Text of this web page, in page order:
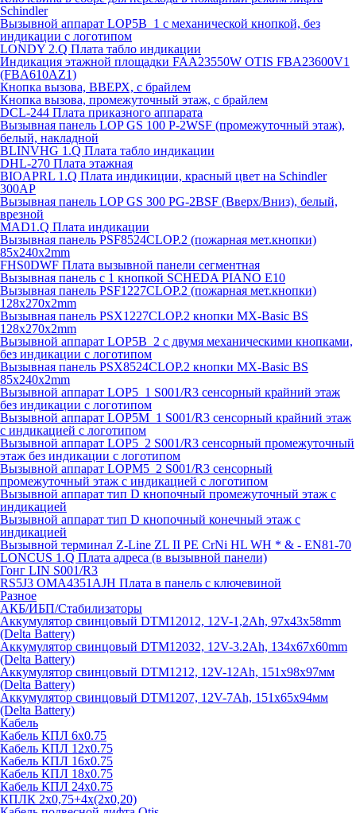
Schindler
Вызывной аппарат LOP5B_1 с механической кнопкой, без
индикации с логотипом
LONDY 2.Q Плата табло индикации
Индикация этажной площадки FAA23550W OTIS FBA23600V1
(FBA610AZ1)
Кнопка вызова, ВВЕРХ, с брайлем
Кнопка вызова, промежуточный этаж, с брайлем
DCL-244 Плата приказного аппарата
Вызывная панель LOP GS 100 P-2WSF (промежуточный этаж),
белый, накладной
BLINVHG 1.Q Плата табло индикации
DHL-270 Плата этажная
BIOAPRL 1.Q Плата индикиции, красный цвет на Schindler
300AP
Вызывная панель LOP GS 300 PG-2BSF (Вверх/Вниз), белый,
врезной
MAD1.Q Плата индикации
Вызывная панель PSF8524CLOP.2 (пожарная мет.кнопки)
85х240х2mm
FHS0DWF Плата вызывной панели сегментная
Вызывная панель с 1 кнопкой SCHEDA PIANO E10
Вызывная панель PSF1227CLOP.2 (пожарная мет.кнопки)
128х270х2mm
Вызывная панель PSX1227CLOP.2 кнопки MX-Basic BS
128х270х2mm
Вызывной аппарат LOP5B_2 с двумя механическими кнопками,
без индикации с логотипом
Вызывная панель PSX8524CLOP.2 кнопки MX-Basic BS
85х240х2mm
Вызывной аппарат LOP5_1 S001/R3 сенсорный крайний этаж
без индикации с логотипом
Вызывной аппарат LOP5M_1 S001/R3 сенсорный крайний этаж
с индикацией с логотипом
Вызывной аппарат LOP5_2 S001/R3 сенсорный промежуточный
этаж без индикации с логотипом
Вызывной аппарат LOPM5_2 S001/R3 сенсорный
промежуточный этаж с индикацией с логотипом
Вызывной аппарат тип D кнопочный промежуточный этаж с
индикацией
Вызывной аппарат тип D кнопочный конечный этаж с
индикацией
Вызывной терминал Z-Line ZL II PE CrNi HL WH * & - EN81-70
LONCUS 1.Q Плата адреса (в вызывной панели)
Гонг LIN S001/R3
RS5J3 OMA4351AJH Плата в панель с ключевиной
Разное
АКБ/ИБП/Стабилизаторы
Аккумулятор свинцовый DTM12012, 12V-1,2Ah, 97х43х58mm
(Delta Battery)
Аккумулятор свинцовый DTM12032, 12V-3.2Ah, 134x67x60mm
(Delta Battery)
Аккумулятор свинцовый DTM1212, 12V-12Ah, 151х98х97мм
(Delta Battery)
Аккумулятор свинцовый DTM1207, 12V-7Ah, 151х65х94мм
(Delta Battery)
Кабель
Кабель КПЛ 6х0.75
Кабель КПЛ 12х0.75
Кабель КПЛ 16х0.75
Кабель КПЛ 18х0.75
Кабель КПЛ 24х0.75
КПЛК 2х0,75+4х(2х0,20)